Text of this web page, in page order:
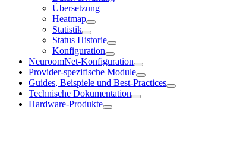
Übersetzung
Heatmap
Statistik
Status Historie
Konfiguration
NeuroomNet-Konfiguration
Provider-spezifische Module
Guides, Beispiele und Best-Practices
Technische Dokumentation
Hardware-Produkte